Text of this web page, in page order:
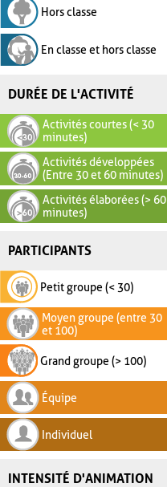
Hors classe
En classe et hors classe
DURÉE DE L'ACTIVITÉ
Activités courtes (< 30
minutes)
Activités développées
(Entre 30 et 60 minutes)
Activités élaborées (> 60
minutes)
PARTICIPANTS
Petit groupe (< 30)
Moyen groupe (entre 30
et 100)
Grand groupe (> 100)
Équipe
Individuel
INTENSITÉ D'ANIMATION